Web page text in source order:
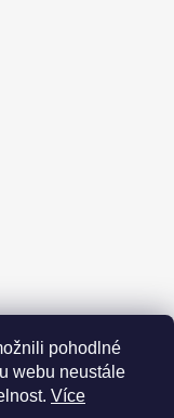
pohodlné
webu neustále
Více